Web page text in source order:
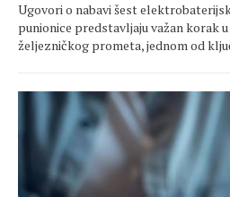
Ugovori o nabavi šest
punionice predstavljaju važan korak
željezničkog prometa, jednom od